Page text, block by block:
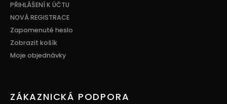
PŘIHLÁŠENÍ K ÚČTU
NOVÁ REGISTRACE
Zapomenuté heslo
Zobrazit košík
Moje objednávky
ZÁKAZNICKÁ PODPORA